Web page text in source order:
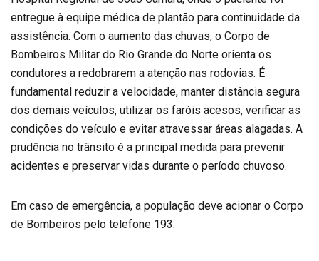
entregue à equipe médica de plantão para continuidade da
assistência. Com o aumento das chuvas, o Corpo de
Bombeiros Militar do Rio Grande do Norte orienta os
condutores a redobrarem a atenção nas rodovias. É
fundamental reduzir a velocidade, manter distância segura
dos demais veículos, utilizar os faróis acesos, verificar as
condições do veículo e evitar atravessar áreas alagadas. A
prudência no trânsito é a principal medida para prevenir
acidentes e preservar vidas durante o período chuvoso.
Em caso de emergência, a população deve acionar o Corpo
de Bombeiros pelo telefone 193.